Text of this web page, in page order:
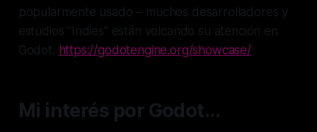
popularmente usado – muchos desarrolladores y
estudios "Indies" están volcando su atención en
Godot. https://godotengine.org/showcase/
Mi interés por Godot...